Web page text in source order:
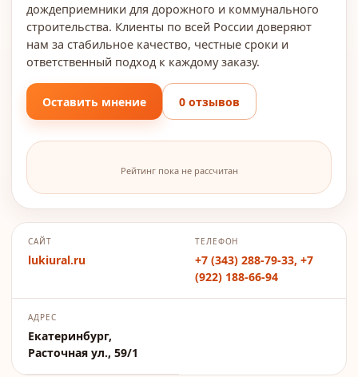
дождеприемники для дорожного и коммунального
строительства. Клиенты по всей России доверяют
нам за стабильное качество, честные сроки и
ответственный подход к каждому заказу.
Оставить мнение 0 отзывов
Рейтинг пока не рассчитан
САЙТ
lukiural.ru
ТЕЛЕФОН
+7 (343) 288-79-33, +7
(922) 188-66-94
АДРЕС
Екатеринбург,
Расточная ул., 59/1